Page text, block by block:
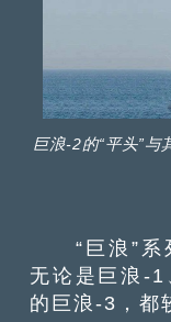
巨浪-2的“平头”与
“巨浪”系
无论是巨浪-
的巨浪-3，都